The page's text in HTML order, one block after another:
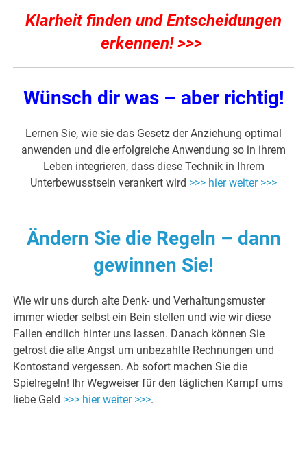
Klarheit finden und Entscheidungen
erkennen! >>>
Wünsch dir was – aber richtig!
Lernen Sie, wie sie das Gesetz der Anziehung optimal
anwenden und die erfolgreiche Anwendung so in ihrem
Leben integrieren, dass diese Technik in Ihrem
Unterbewusstsein verankert wird >>> hier weiter >>>
Ändern Sie die Regeln – dann
gewinnen Sie!
Wie wir uns durch alte Denk- und Verhaltungsmuster
immer wieder selbst ein Bein stellen und wie wir diese
Fallen endlich hinter uns lassen. Danach können Sie
getrost die alte Angst um unbezahlte Rechnungen und
Kontostand vergessen. Ab sofort machen Sie die
Spielregeln! Ihr Wegweiser für den täglichen Kampf ums
liebe Geld >>> hier weiter >>>.